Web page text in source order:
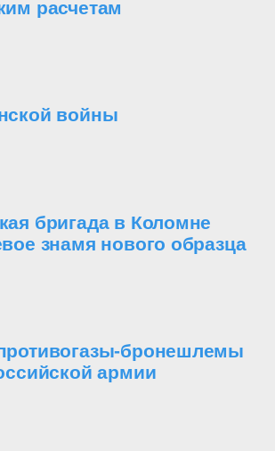
расчетам
войны
бригада в Коломне
знамя нового образца
бронешлемы
армии